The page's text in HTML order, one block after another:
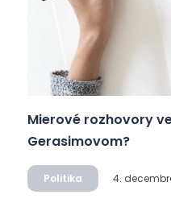
Mierové rozhovory
Gerasimovom?
Politika 4.